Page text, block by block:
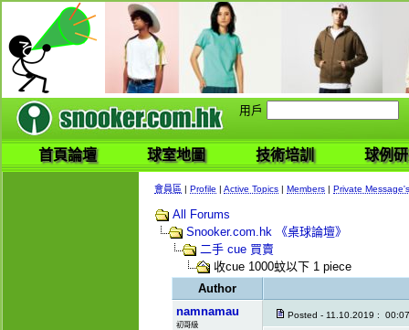
用戶
首頁論壇 球室地圖 技術培訓 球例
會員區 | Profile | Active Topics | Members | Private Message's
All Forums
Snooker.com.hk 《桌球論壇》
二手 cue 買賣
收cue 1000蚊以下 1 piece
Author
namnamau
初哥級
Posted - 11.10.2019 :